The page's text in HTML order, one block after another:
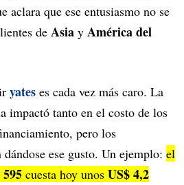
aclara que ese entusiasmo no se
de Asia y América del
yates es cada vez más caro. La
impactó tanto en el costo de los
pero los
ese gusto. Un ejemplo: el
cuesta hoy unos US$ 4,2